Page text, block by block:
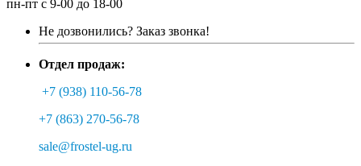
пн-пт с 9-00 до 18-00
Не дозвонились? Заказ звонка!
Отдел продаж:
+7 (938) 110-56-78
+7 (863) 270-56-78
sale@frostel-ug.ru